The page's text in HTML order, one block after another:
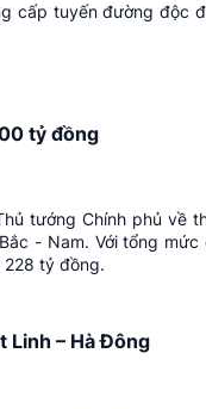
cấp tuyến đường độc
tỷ đồng
tướng Chính phủ về
- Nam. Với tổng mức
228 tỷ đồng.
Linh – Hà Đông